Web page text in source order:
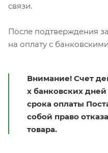
связи.
После подтверждения
на оплату с
Внимание! Счет
х банковских
срока оплаты
собой право
товара.